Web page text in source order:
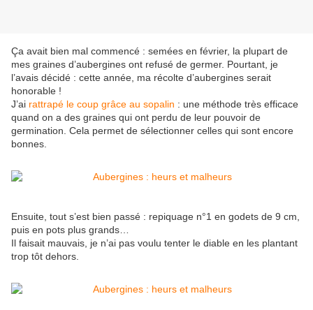
Ça avait bien mal commencé : semées en février, la plupart de
mes graines d’aubergines ont refusé de germer. Pourtant, je
l’avais décidé : cette année, ma récolte d’aubergines serait
honorable !
J’ai rattrapé le coup grâce au sopalin : une méthode très efficace
quand on a des graines qui ont perdu de leur pouvoir de
germination. Cela permet de sélectionner celles qui sont encore
bonnes.
Ensuite, tout s’est bien passé : repiquage n°1 en godets de 9 cm,
puis en pots plus grands…
Il faisait mauvais, je n’ai pas voulu tenter le diable en les plantant
trop tôt dehors.